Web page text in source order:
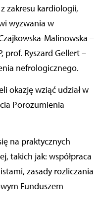
zakresu kardiologii,
wyzwania w
Malinowska –
prof. Ryszard Gellert –
nefrologicznego.
okazję wziąć udział w
Porozumienia
na praktycznych
takich jak: współpraca
zasady rozliczania
Funduszem